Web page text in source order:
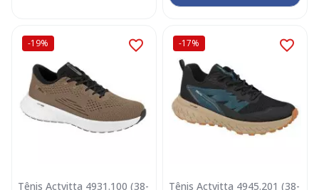
-19%
Tênis Actvitta 4931.100 (38-
-17%
Tênis Actvitta 4945.201 (38-